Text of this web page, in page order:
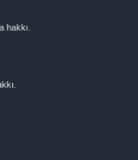
hakkı.